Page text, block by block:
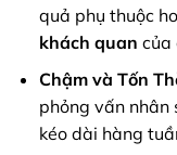
quả phụ thuộc
khách quan của
Chậm và Tốn
phỏng vấn nhân
kéo dài hàng